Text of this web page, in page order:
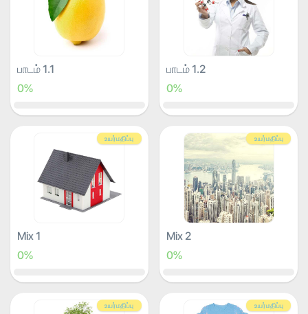
பாடம் 1.1
0%
பாடம் 1.2
0%
உயர்மதிப்பு
Mix 1
0%
உயர்மதிப்பு
Mix 2
0%
உயர்மதிப்பு உயர்மதிப்பு